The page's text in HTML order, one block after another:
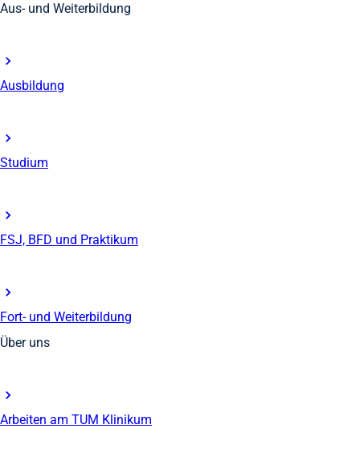
Aus- und Weiterbildung
Ausbildung
Studium
FSJ, BFD und Praktikum
Fort- und Weiterbildung
Über uns
Arbeiten am TUM Klinikum